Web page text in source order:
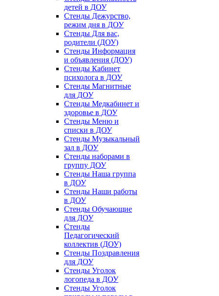
детей в ДОУ
Стенды Дежурство,
режим дня в ДОУ
Стенды Для вас,
родители (ДОУ)
Стенды Информация
и объявления (ДОУ)
Стенды Кабинет
психолога в ДОУ
Стенды Магнитные
для ДОУ
Стенды Медкабинет и
здоровье в ДОУ
Стенды Меню и
списки в ДОУ
Стенды Музыкальный
зал в ДОУ
Стенды наборами в
группу ДОУ
Стенды Наша группа
в ДОУ
Стенды Наши работы
в ДОУ
Стенды Обучающие
для ДОУ
Стенды
Педагогический
коллектив (ДОУ)
Стенды Поздравления
для ДОУ
Стенды Уголок
логопеда в ДОУ
Стенды Уголок